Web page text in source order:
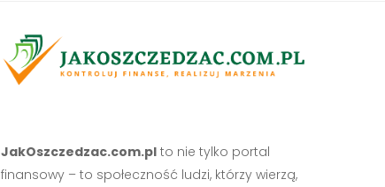
JakOszczedzac.com.plto nie tylko portal
finansowy – to społeczność ludzi, którzy wierzą,